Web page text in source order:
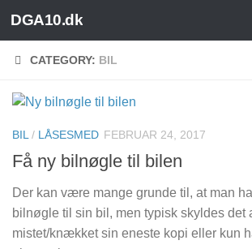
Skip to content
DGA10.dk
CATEGORY: BIL
BIL / LÅSESMED FEBRUAR 24, 2017
Få ny bilnøgle til bilen
Der kan være mange grunde til, at man
bilnøgle til sin bil, men typisk skyldes det
mistet/knækket sin eneste kopi eller kun